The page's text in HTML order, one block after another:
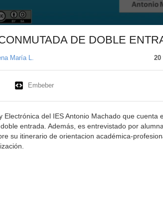
DE DOBLE
María L. 20
Embeber
Electrónica del IES Antonio Machado que cuenta
entrada. Además, es entrevistado por
su itinerario de orientacion académica-